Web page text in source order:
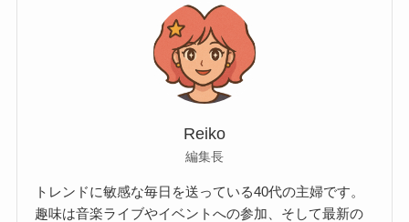
Reiko
編集長
トレンドに敏感な毎日を送っている40代の主婦です。
趣味は音楽ライブやイベントへの参加、そして最新の